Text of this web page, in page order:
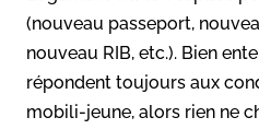
(nouveau passeport,
nouveau RIB, etc.). Bien
répondent toujours aux
mobili-jeune, alors rien ne